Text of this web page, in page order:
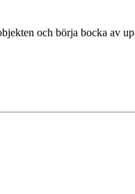
och börja bocka av